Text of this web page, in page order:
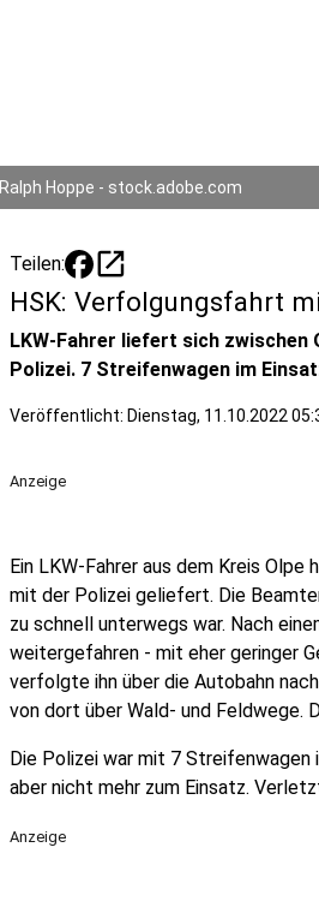
Ralph Hoppe - stock.adobe.com
Teilen: open_in_new
HSK: Verfolgungsfahrt
LKW-Fahrer liefert sich
Polizei. 7 Streifenwagen im
Veröffentlicht: Dienstag, 11.10.2022
Anzeige
Ein LKW-Fahrer aus dem Kreis
mit der Polizei geliefert. Die
zu schnell unterwegs war. Nach
weitergefahren - mit eher geringer
verfolgte ihn über die Autobahn
von dort über Wald- und Feldwege.
Die Polizei war mit 7 Streifenwagen
aber nicht mehr zum Einsatz.
Anzeige